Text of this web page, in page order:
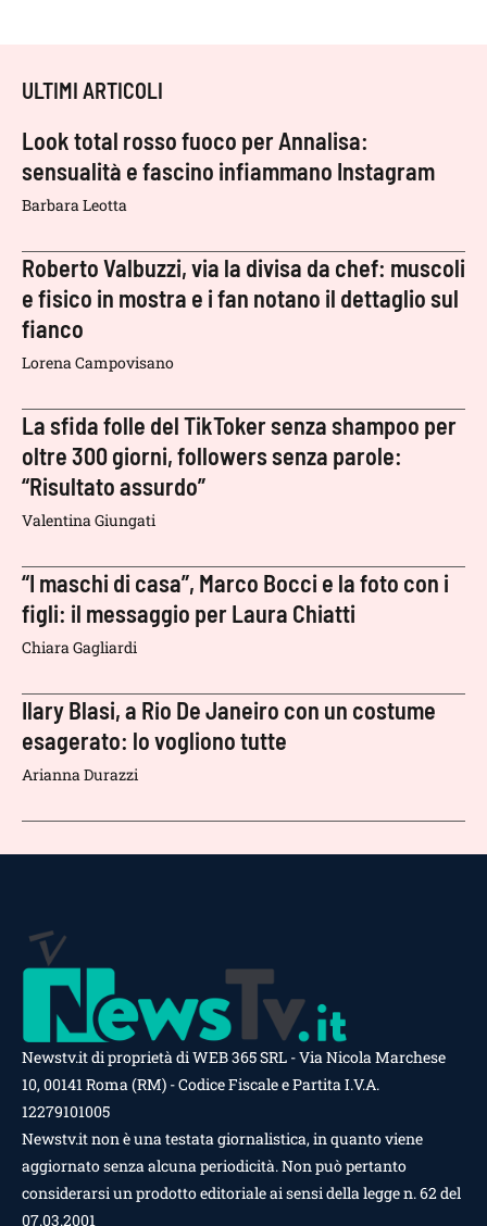
ULTIMI ARTICOLI
Look total rosso fuoco per Annalisa:
sensualità e fascino infiammano Instagram
Barbara Leotta
Roberto Valbuzzi, via la divisa da chef: muscoli
e fisico in mostra e i fan notano il dettaglio sul
fianco
Lorena Campovisano
La sfida folle del TikToker senza shampoo per
oltre 300 giorni, followers senza parole:
“Risultato assurdo”
Valentina Giungati
“I maschi di casa”, Marco Bocci e la foto con i
figli: il messaggio per Laura Chiatti
Chiara Gagliardi
Ilary Blasi, a Rio De Janeiro con un costume
esagerato: lo vogliono tutte
Arianna Durazzi
Newstv.it di proprietà di WEB 365 SRL - Via Nicola Marchese
10, 00141 Roma (RM) - Codice Fiscale e Partita I.V.A.
12279101005
Newstv.it non è una testata giornalistica, in quanto viene
aggiornato senza alcuna periodicità. Non può pertanto
considerarsi un prodotto editoriale ai sensi della legge n. 62 del
07.03.2001